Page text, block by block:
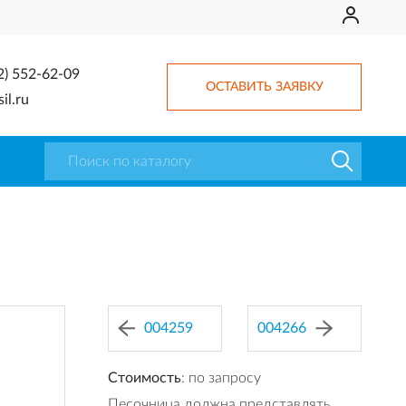
552-62-09
ОСТАВИТЬ ЗАЯВКУ
004259 004266
Стоимость: по запросу